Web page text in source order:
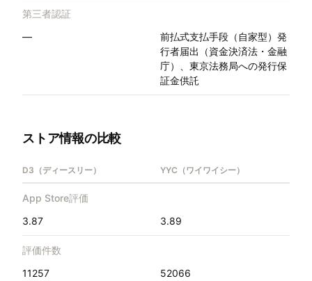
第三者認証
—
前払式支払手段（自家型）発
行者届出（資金決済法・金融
庁）、東京法務局への発行保
証金供託
ストア情報の比較
D3（ディースリー） YYC（ワイワイシー）
App Store評価
3.87
3.89
評価件数
11257
52066